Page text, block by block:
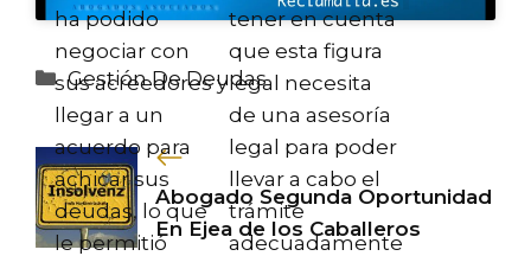
ha podido
negociar con
sus acreedores y
llegar a un
acuerdo para
achicar sus
deudas, lo que
le permitió
tener en cuenta
que esta figura
legal necesita
de una asesoría
legal para poder
llevar a cabo el
trámite
adecuadamente
Categorías
Gestión De Deudas
Abogado Segunda Oportunidad
En Ejea de los Caballeros